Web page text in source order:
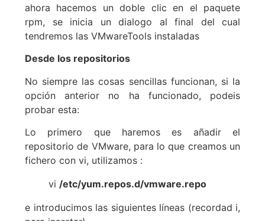
ahora hacemos un doble clic en el paquete
rpm, se inicia un dialogo al final del cual
tendremos las VMwareTools instaladas
Desde los repositorios
No siempre las cosas sencillas funcionan, si la
opción anterior no ha funcionado, podeis
probar esta:
Lo primero que haremos es añadir el
repositorio de VMware, para lo que creamos un
fichero con vi, utilizamos :
vi /etc/yum.repos.d/vmware.repo
e introducimos las siguientes líneas (recordad i,